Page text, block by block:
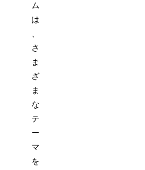
ム
は
さ
ま
ざ
ま
な
テ
ー
マ
を